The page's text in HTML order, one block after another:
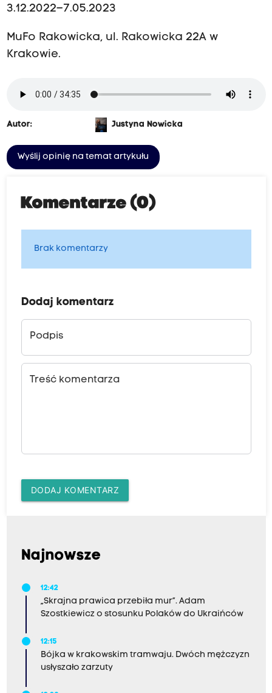
3.12.2022–7.05.2023
MuFo Rakowicka, ul. Rakowicka 22A w
Krakowie.
Autor: Justyna Nowicka
Wyślij opinię na temat artykułu
Komentarze (0)
Brak komentarzy
Dodaj komentarz
Podpis
Treść komentarza
DODAJ KOMENTARZ
Najnowsze
12:42
„Skrajna prawica przebiła mur”. Adam
Szostkiewicz o stosunku Polaków do Ukraińców
12:15
Bójka w krakowskim tramwaju. Dwóch mężczyzn
usłyszało zarzuty